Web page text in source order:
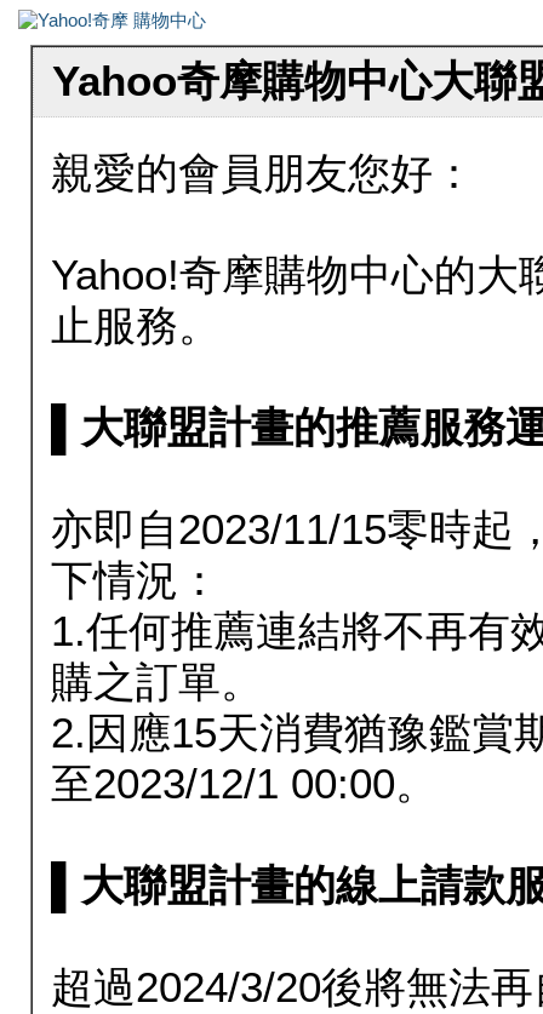
Yahoo奇摩購物中心大聯
親愛的會員朋友您好：
Yahoo!奇摩購物中心的大
止服務。
▌大聯盟計畫的推薦服務
亦即自2023/11/15零時起
下情況：
1.任何推薦連結將不再有
購之訂單。
2.因應15天消費猶豫鑑賞
至2023/12/1 00:00。
▌大聯盟計畫的線上請款
超過2024/3/20後將無法